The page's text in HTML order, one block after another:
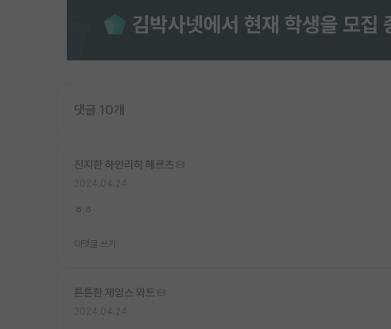
댓글 10개
진지한 하인리히 헤르츠
ㅎㅎ
대댓글 쓰기
튼튼한 제임스 와트